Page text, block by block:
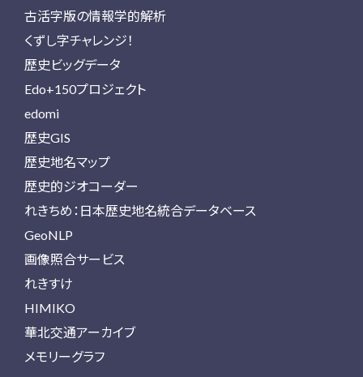
古活字版の情報学的解析
くずし字チャレンジ！
歴史ビッグデータ
Edo+150プロジェクト
edomi
歴史GIS
歴史地名マップ
歴史的ジオコーダー
れきちめ：日本歴史地名統合データベース
GeoNLP
画像照合サービス
れきすけ
HIMIKO
華北交通アーカイブ
メモリーグラフ